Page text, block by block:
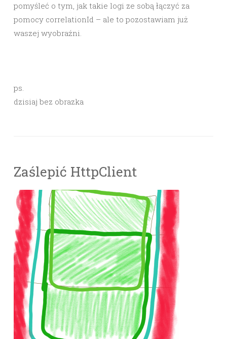
pomyśleć o tym, jak takie logi ze sobą łączyć za
pomocy correlationId – ale to pozostawiam już
waszej wyobraźni.
ps.
dzisiaj bez obrazka
Zaślepić HttpClient